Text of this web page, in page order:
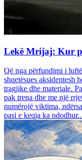
Lekë Mrijaj: Kur
Që nga përfundimi i
shqetësues aksidentesh
tragjike dhe materiale.
pak trena dhe me një
numërojë viktima,
pasi e keqja ka